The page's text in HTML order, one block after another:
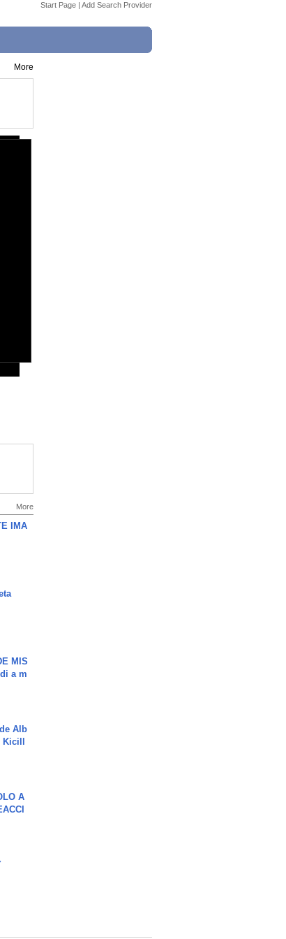
Start Page | Add Search Provider
More
More
IMA
MIS
a m
Alb
A